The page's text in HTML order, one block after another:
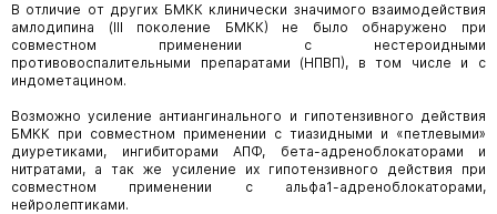
В отличие от других БМКК клинически значимого взаимодействия
амлодипина (III поколение БМКК) не было обнаружено при
совместном применении с нестероидными
противовоспалительными препаратами (НПВП), в том числе и с
индометацином.
Возможно усиление антиангинального и гипотензивного действия
БМКК при совместном применении с тиазидными и «петлевыми»
диуретиками, ингибиторами АПФ, бета-адреноблокаторами и
нитратами, а так же усиление их гипотензивного действия при
совместном применении с альфа1-адреноблокаторами,
нейролептиками.